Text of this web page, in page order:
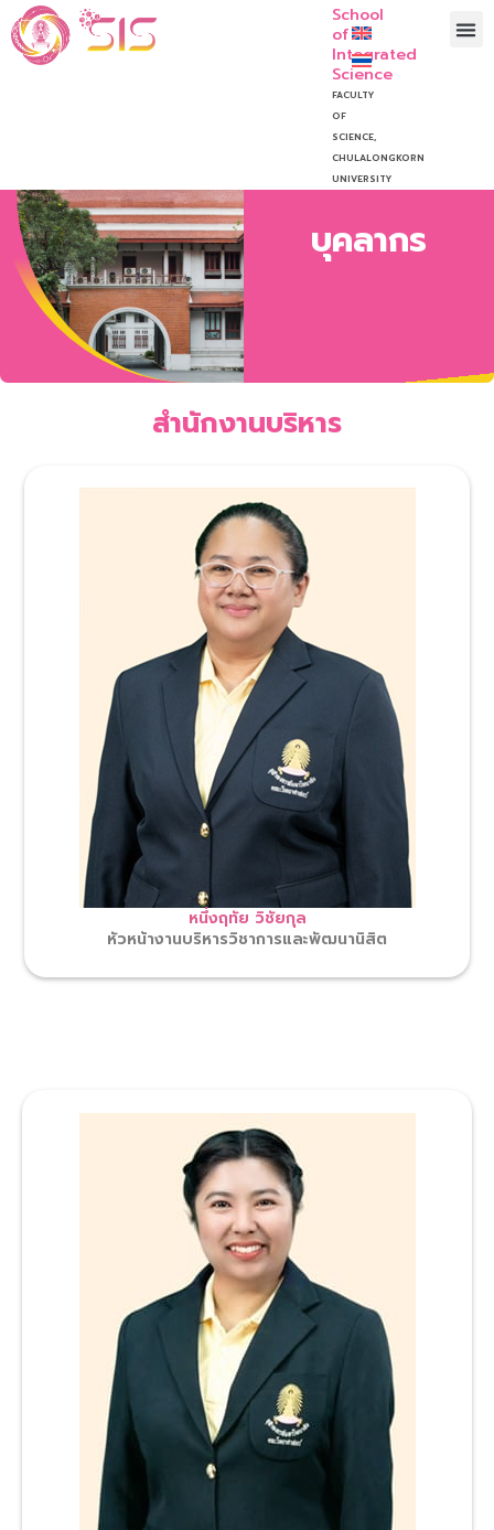
School
of
Integrated
Science
FACULTY
OF
SCIENCE,
CHULALONGKORN
UNIVERSITY
บุคลากร
สำนักงานบริหาร
หนึ่งฤทัย วิชัยกุล
หัวหน้างานบริหารวิชาการและพัฒนานิสิต